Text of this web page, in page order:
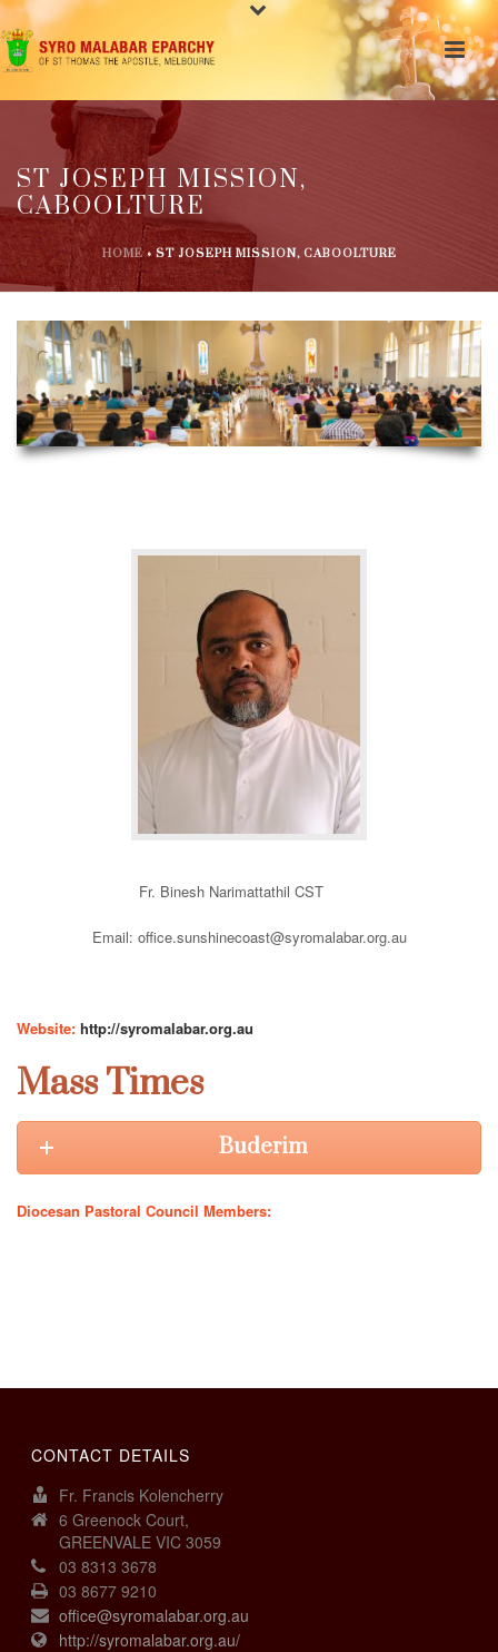
ST JOSEPH MISSION,
CABOOLTURE
HOME»ST JOSEPH MISSION, CABOOLTURE
Fr. Binesh Narimattathil CST
Email: office.sunshinecoast@syromalabar.org.au
Website: http://syromalabar.org.au
Mass Times
Buderim
Diocesan Pastoral Council Members:
CONTACT DETAILS
Fr. Francis Kolencherry
6 Greenock Court,
GREENVALE VIC 3059
03 8313 3678
03 8677 9210
office@syromalabar.org.au
http://syromalabar.org.au/